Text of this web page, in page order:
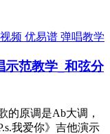
弹唱教学
示范教学_和弦分
的原调是Ab大调，
我爱你》吉他演示